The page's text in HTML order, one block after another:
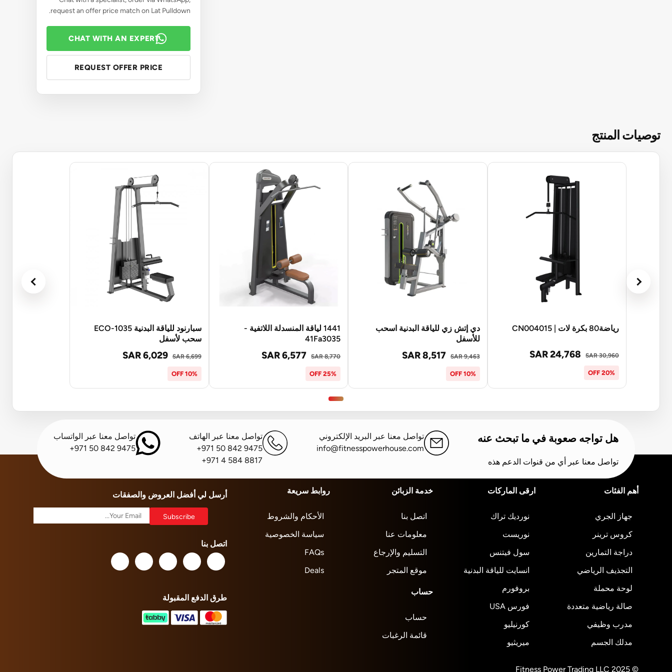
request an offer price match on Lat Pulldown.
CHAT WITH AN EXPERT
REQUEST OFFER PRICE
توصيات المنتج
رياضة80 بكرة لات | CN004015
SAR 24,768 SAR 30,960
20% OFF
دي إتش زي للياقة البدنية اسحب
للأسفل
SAR 8,517 SAR 9,463
10% OFF
1441 لياقة المنسدلة اللاتفية -
41Fa3035
SAR 6,577 SAR 8,770
25% OFF
سبارنود للياقة البدنية ECO-1035
سحب لأسفل
SAR 6,029 SAR 6,699
10% OFF
هل تواجه صعوبة في ما تبحث عنه
تواصل معنا عبر أي من قنوات الدعم هذه
تواصل معنا عبر البريد الإلكتروني
info@fitnesspowerhouse.com
تواصل معنا عبر الهاتف
+971 50 842 9475
+971 4 584 8817
تواصل معنا عبر الواتساب
+971 50 842 9475
أهم الفئات
جهاز الجري
كروس ترينر
دراجة التمارين
التجذيف الرياضي
لوحة محملة
صالة رياضية متعددة
مدرب وظيفي
مدلك الجسم
ارقى الماركات
نورديك تراك
نوريست
سول فيتنس
انسايت للياقة البدنية
بروفورم
فورس USA
كورنيليو
ميريثيو
خدمة الزبائن
اتصل بنا
معلومات عنا
التسليم والإرجاع
موقع المتجر
حساب
حساب
قائمة الرغبات
روابط سريعة
الأحكام والشروط
سياسة الخصوصية
FAQs
Deals
أرسل لي أفضل العروض والصفقات
اتصل بنا
طرق الدفع المقبولة
© 2025 Fitness Power Trading LLC